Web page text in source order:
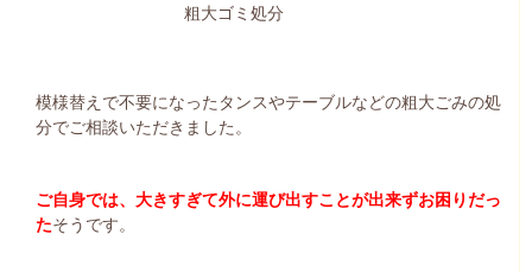
粗大ゴミ処分
模様替えで不要になったタンスやテーブルなどの粗大ごみの処
分でご相談いただきました。
ご自身では、大きすぎて外に運び出すことが出来ずお困りだっ
たそうです。